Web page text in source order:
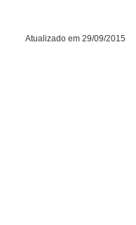
Atualizado em 29/09/2015